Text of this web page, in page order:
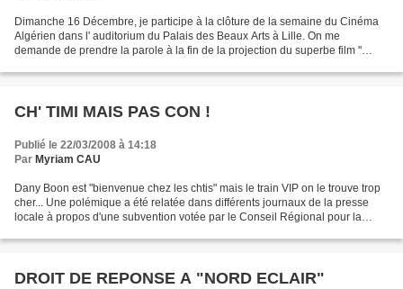
Dimanche 16 Décembre, je participe à la clôture de la semaine du Cinéma
Algérien dans l' auditorium du Palais des Beaux Arts à Lille. On me
demande de prendre la parole à la fin de la projection du superbe film "
CH' TIMI MAIS PAS CON !
Publié le 22/03/2008 à 14:18
Par Myriam CAU
Dany Boon est "bienvenue chez les chtis" mais le train VIP on le trouve trop
cher... Une polémique a été relatée dans différents journaux de la presse
locale à propos d'une subvention votée par le Conseil Régional pour la
DROIT DE REPONSE A "NORD ECLAIR"